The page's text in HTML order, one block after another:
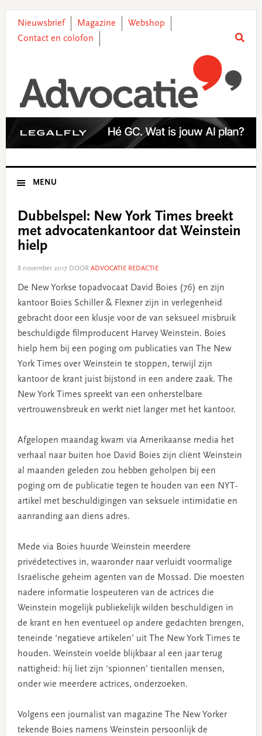
primary
main
primary
footer
Nieuwsbrief Magazine
Webshop
Contact en colofon
MENU
Dubbelspel: New York Times breekt
met advocatenkantoor dat Weinstein
hielp
8 november 2017 DOOR ADVOCATIE REDACTIE
De New Yorkse topadvocaat David Boies (76) en zijn
kantoor Boies Schiller & Flexner zijn in verlegenheid
gebracht door een klusje voor de van seksueel misbruik
beschuldigde filmproducent Harvey Weinstein. Boies
hielp hem bij een poging om publicaties van The New
York Times over Weinstein te stoppen, terwijl zijn
kantoor de krant juist bijstond in een andere zaak. The
New York Times spreekt van een onherstelbare
vertrouwensbreuk en werkt niet langer met het kantoor.
Afgelopen maandag kwam via Amerikaanse media het
verhaal naar buiten hoe David Boies zijn cliënt Weinstein
al maanden geleden zou hebben geholpen bij een
poging om de publicatie tegen te houden van een NYT-
artikel met beschuldigingen van seksuele intimidatie en
aanranding aan diens adres.
Mede via Boies huurde Weinstein meerdere
privédetectives in, waaronder naar verluidt voormalige
Israëlische geheim agenten van de Mossad. Die moesten
nadere informatie lospeuteren van de actrices die
Weinstein mogelijk publiekelijk wilden beschuldigen in
de krant en hen eventueel op andere gedachten brengen,
teneinde ‘negatieve artikelen’ uit The New York Times te
houden. Weinstein voelde blijkbaar al een jaar terug
nattigheid: hij liet zijn ‘spionnen’ tientallen mensen,
onder wie meerdere actrices, onderzoeken.
Volgens een journalist van magazine The New Yorker
tekende Boies namens Weinstein persoonlijk de